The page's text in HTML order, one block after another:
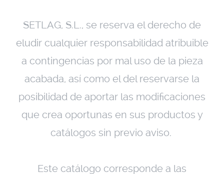
SETLAG, S.L., se reserva el derecho de
eludir cualquier responsabilidad atribuible
a contingencias por mal uso de la pieza
acabada, así como el del reservarse la
posibilidad de aportar las modificaciones
que crea oportunas en sus productos y
catálogos sin previo aviso.
Este catálogo corresponde a las